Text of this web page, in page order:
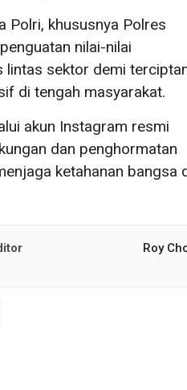
Polri, khususnya Polres
nilai-nilai
lintas sektor demi
di tengah masyarakat.
akun Instagram resmi
dan penghormatan
ketahanan bangsa
Roy